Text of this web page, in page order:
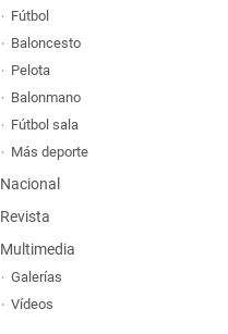
Fútbol
Baloncesto
Pelota
Balonmano
Fútbol sala
Más deporte
Nacional
Revista
Multimedia
Galerías
Vídeos